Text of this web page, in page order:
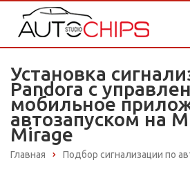
Установка
Pandora с
мобильное
автозапуском на
Mirage
Главная Подбор сигнализации по